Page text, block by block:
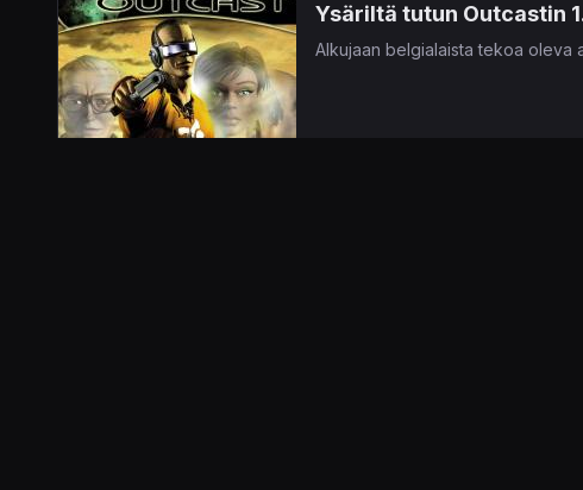
Ysäriltä tutun Outcastin
Alkujaan belgialaista tekoa oleva